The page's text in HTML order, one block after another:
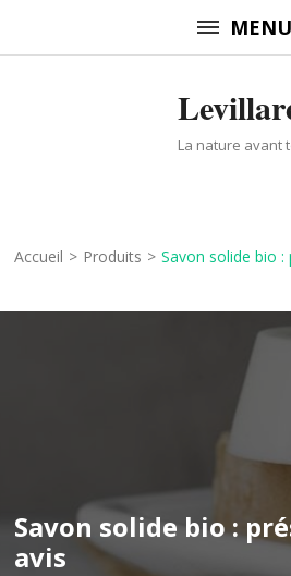
au
MENU
La nature avant
Accueil > Produits > Savon solide bio
Savon solide bio :
avis